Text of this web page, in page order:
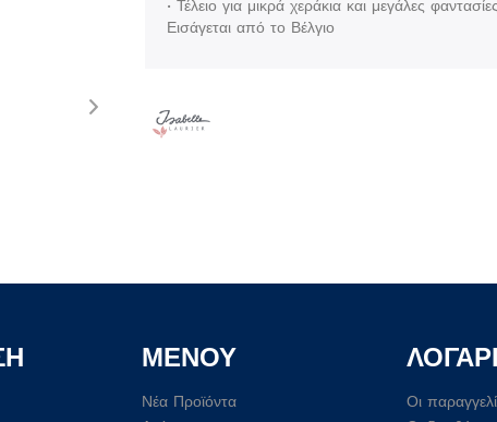
• Τέλειο για μικρά χεράκια και μεγάλες
Εισάγεται από το Βέλγιο
ΜΕΝΟΥ
Νέα Προϊόντα
Οι